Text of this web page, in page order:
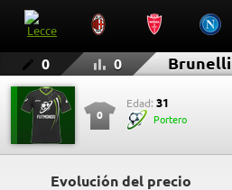
0 0 Brunelli
0
Edad: 31
Portero
Evolución del precio